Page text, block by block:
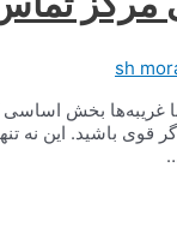
sh
غریبه‌ها بخش
قوی باشید. این